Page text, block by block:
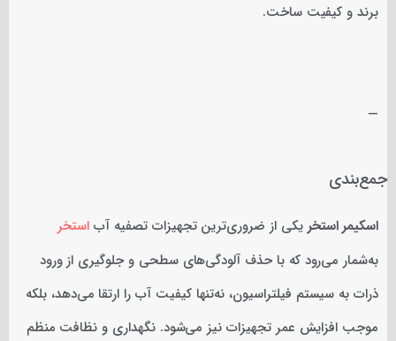
برند و کیفیت ساخت.
—
جمع‌بندی
اسکیمر استخریکی از ضروری‌ترین تجهیزات تصفیه آب استخر
به‌شمار می‌رود که با حذف آلودگی‌های سطحی و جلوگیری از ورود
ذرات به سیستم فیلتراسیون، نه‌تنها کیفیت آب را ارتقا می‌دهد، بلکه
موجب افزایش عمر تجهیزات نیز می‌شود. نگهداری و نظافت منظم